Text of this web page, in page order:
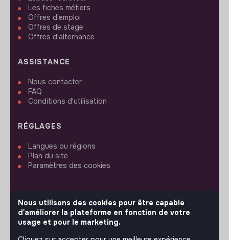
Les fiches métiers
Offres d'emploi
Offres de stage
Offres d'alternance
ASSISTANCE
Nous contacter
FAQ
Conditions d'utilisation
RÉGLAGES
Langues ou régions
Plan du site
Paramètres des cookies
SUIVEZ-NOUS
Nous utilisons des cookies pour être capable
d'améliorer la plateforme en fonction de votre
usage et pour le marketing.